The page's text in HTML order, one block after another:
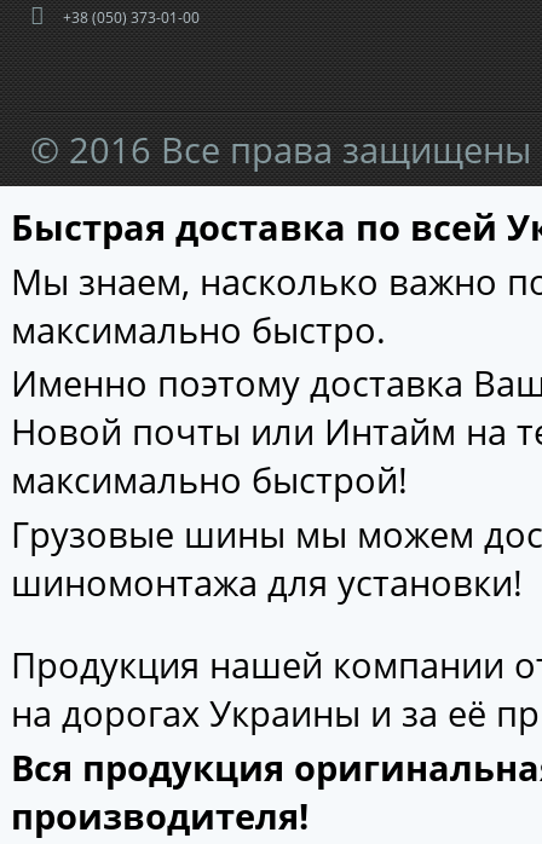
+38 (050) 373-01-00
© 2016 Все права защищены
Быстрая доставка по всей
Мы знаем, насколько важно
максимально быстро.
Именно поэтому доставка
Новой почты или Интайм на
максимально быстрой!
Грузовые шины мы можем
шиномонтажа для установки!
Продукция нашей компании
на дорогах Украины и за её
Вся продукция
производителя!